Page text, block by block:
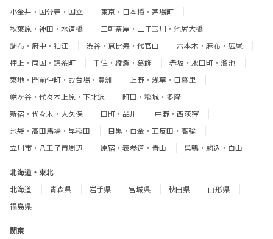
小金井・国分寺・国立
東京・日本橋・茅場町
秋葉原・神田・水道橋
三軒茶屋・二子玉川・池尻大橋
調布・府中・狛江
渋谷・恵比寿・代官山
六本木・麻布・広尾
押上・両国・錦糸町
千住・綾瀬・葛飾
赤坂・永田町・溜池
築地・門前仲町・お台場・豊洲
上野・浅草・日暮里
幡ヶ谷・代々木上原・下北沢
町田・稲城・多摩
新宿・代々木・大久保
田町・品川
中野・西荻窪
池袋・高田馬場・早稲田
目黒・白金・五反田・高輪
立川市・八王子市周辺
原宿・表参道・青山 巣鴨・駒込・白山
北海道・東北
北海道
青森県 岩手県 宮城県 秋田県
山形県
福島県
関東